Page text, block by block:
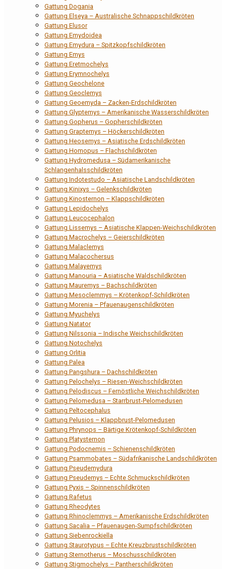
Gattung Dogania
Gattung Elseya – Australische Schnappschildkröten
Gattung Elusor
Gattung Emydoidea
Gattung Emydura – Spitzkopfschildkröten
Gattung Emys
Gattung Eretmochelys
Gattung Erymnochelys
Gattung Geochelone
Gattung Geoclemys
Gattung Geoemyda – Zacken-Erdschildkröten
Gattung Glyptemys – Amerikanische Wasserschildkröten
Gattung Gopherus – Gopherschildkröten
Gattung Graptemys – Höckerschildkröten
Gattung Heosemys – Asiatische Erdschildkröten
Gattung Homopus – Flachschildkröten
Gattung Hydromedusa – Südamerikanische
Schlangenhalsschildkröten
Gattung Indotestudo – Asiatische Landschildkröten
Gattung Kinixys – Gelenkschildkröten
Gattung Kinosternon – Klappschildkröten
Gattung Lepidochelys
Gattung Leucocephalon
Gattung Lissemys – Asiatische Klappen-Weichschildkröten
Gattung Macrochelys – Geierschildkröten
Gattung Malaclemys
Gattung Malacochersus
Gattung Malayemys
Gattung Manouria – Asiatische Waldschildkröten
Gattung Mauremys – Bachschildkröten
Gattung Mesoclemmys – Krötenkopf-Schildkröten
Gattung Morenia – Pfauenaugenschildkröten
Gattung Myuchelys
Gattung Natator
Gattung Nilssonia – Indische Weichschildkröten
Gattung Notochelys
Gattung Orlitia
Gattung Palea
Gattung Pangshura – Dachschildkröten
Gattung Pelochelys – Riesen-Weichschildkröten
Gattung Pelodiscus – Fernöstliche Weichschildkröten
Gattung Pelomedusa – Starrbrust-Pelomedusen
Gattung Peltocephalus
Gattung Pelusios – Klappbrust-Pelomedusen
Gattung Phrynops – Bärtige Krötenkopf-Schildkröten
Gattung Platysternon
Gattung Podocnemis – Schienenschildkröten
Gattung Psammobates – Südafrikanische Landschildkröten
Gattung Pseudemydura
Gattung Pseudemys – Echte Schmuckschildkröten
Gattung Pyxis – Spinnenschildkröten
Gattung Rafetus
Gattung Rheodytes
Gattung Rhinoclemmys – Amerikanische Erdschildkröten
Gattung Sacalia – Pfauenaugen-Sumpfschildkröten
Gattung Siebenrockiella
Gattung Staurotypus – Echte Kreuzbrustschildkröten
Gattung Sternotherus – Moschusschildkröten
Gattung Stigmochelys – Pantherschildkröten